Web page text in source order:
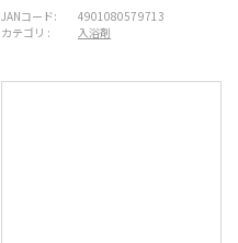
JANコード:
4901080579713
カテゴリ :
入浴剤